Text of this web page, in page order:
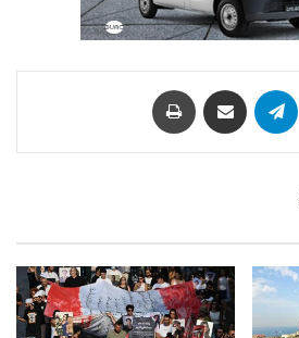
واتساب تيلقرام مشاركة عبر البريد